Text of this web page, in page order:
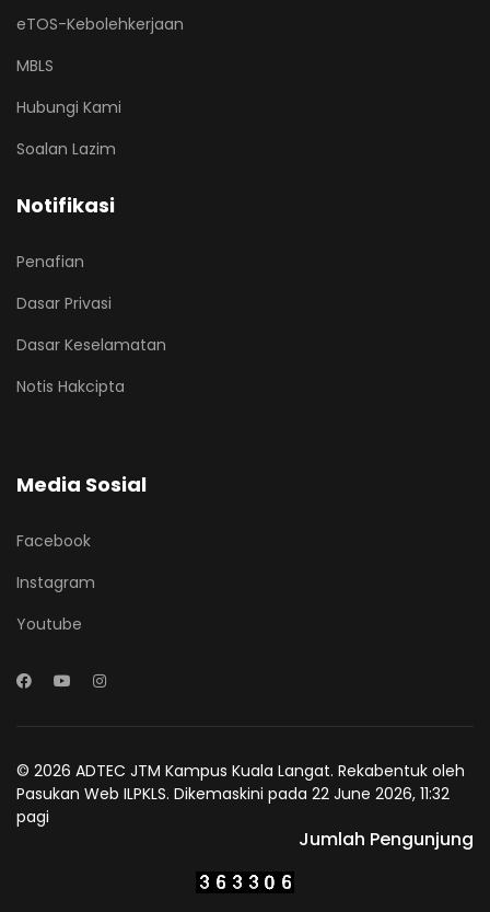
eTOS-Kebolehkerjaan
MBLS
Hubungi Kami
Soalan Lazim
Notifikasi
Penafian
Dasar Privasi
Dasar Keselamatan
Notis Hakcipta
Media Sosial
Facebook
Instagram
Youtube
© 2026 ADTEC JTM Kampus Kuala Langat. Rekabentuk oleh
Pasukan Web ILPKLS. Dikemaskini pada 22 June 2026, 11:32
pagi
Jumlah Pengunjung